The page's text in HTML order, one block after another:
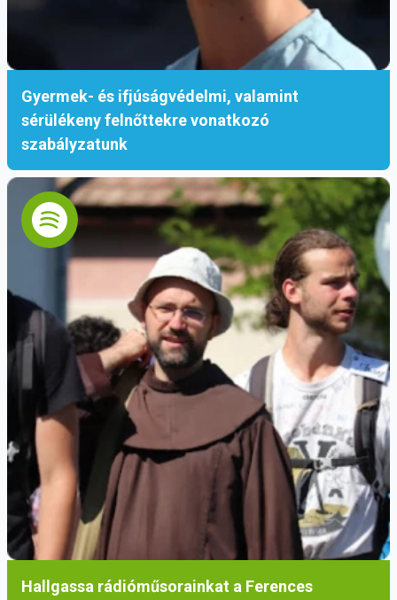
Gyermek- és ifjúságvédelmi, valamint
sérülékeny felnőttekre vonatkozó
szabályzatunk
Hallgassa rádióműsorainkat a Ferences